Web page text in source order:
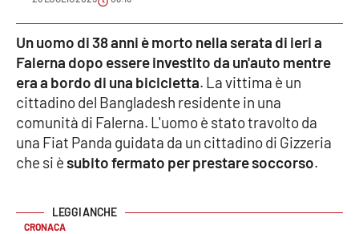
Editoriali
VIDEO
Ambiente
Cultura
Un uomo di 38 anni è morto nella serata di ieri a
Falerna dopo essere investito da un'auto mentre
era a bordo di una bicicletta. La vittima è un
cittadino del Bangladesh residente in una
comunità di Falerna. L'uomo è stato travolto da
una Fiat Panda guidata da un cittadino di Gizzeria
che si èsubito fermato per prestare soccorso.
CRONACA